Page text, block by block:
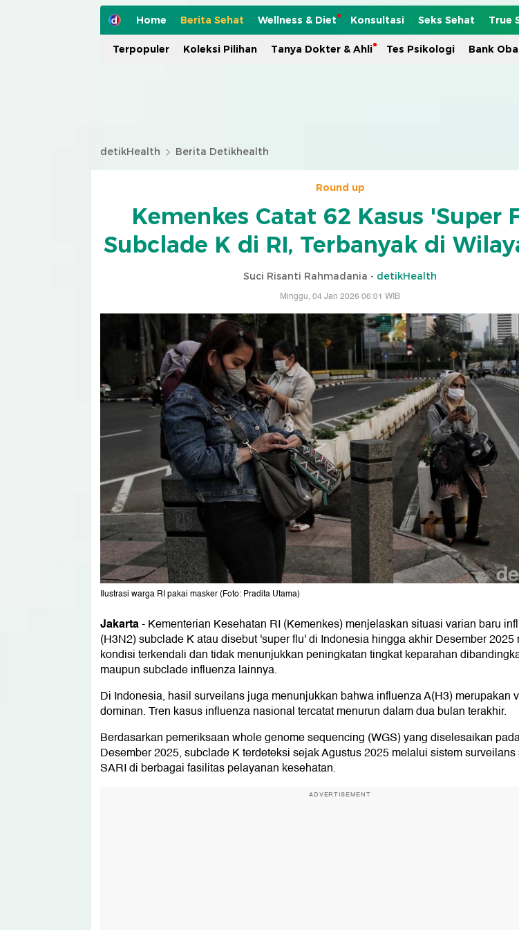
Home Berita Sehat Wellness & Diet Konsultasi Seks Sehat True
Terpopuler Koleksi Pilihan Tanya Dokter & Ahli Tes Psikologi Bank
detikHealth Berita Detikhealth
Round up
Kemenkes Catat 62 Kasus 'Super
Subclade K di RI, Terbanyak di
Suci Risanti Rahmadania - detikHealth
Minggu, 04 Jan 2026 06:01 WIB
Ilustrasi warga RI pakai masker (Foto: Pradita Utama)
Jakarta-Kementerian Kesehatan RI (Kemenkes) menjelaskan situasi varian baru
(H3N2) subclade K atau disebut 'super flu' di Indonesia hingga akhir Desember 2025
kondisi terkendali dan tidak menunjukkan peningkatan tingkat keparahan
maupun subclade influenza lainnya.
Di Indonesia, hasil surveilans juga menunjukkan bahwa influenza A(H3) merupakan
dominan. Tren kasus influenza nasional tercatat menurun dalam dua bulan terakhir.
Berdasarkan pemeriksaan whole genome sequencing (WGS) yang diselesaikan
Desember 2025, subclade K terdeteksi sejak Agustus 2025 melalui sistem
SARI di berbagai fasilitas pelayanan kesehatan.
ADVERTISEMENT